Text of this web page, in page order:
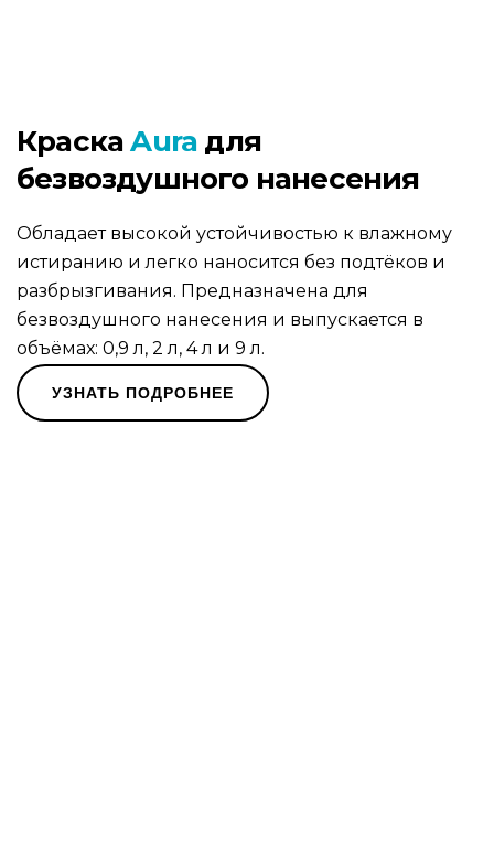
КраскаAura для
безвоздушного нанесения
Обладает высокой устойчивостью к влажному
истиранию и легко наносится без подтёков и
разбрызгивания. Предназначена для
безвоздушного нанесения и выпускается в
объёмах: 0,9 л, 2 л, 4 л и 9 л.
УЗНАТЬ ПОДРОБНЕЕ